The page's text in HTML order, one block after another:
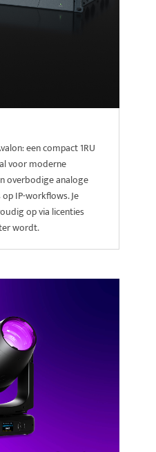
een compact 1RU
voor moderne
overbodige analoge
IP-workflows. Je
op via licenties
wordt.